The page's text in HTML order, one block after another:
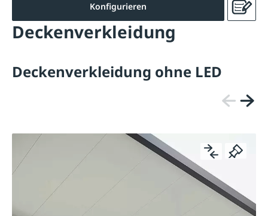
Konfigurieren
Deckenverkleidung
Deckenverkleidung ohne LED